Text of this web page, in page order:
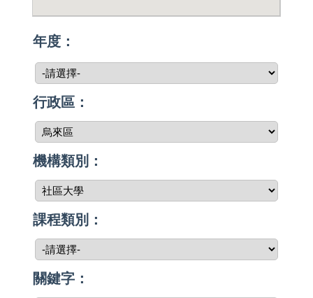
年度：
行政區：
機構類別：
課程類別：
關鍵字：